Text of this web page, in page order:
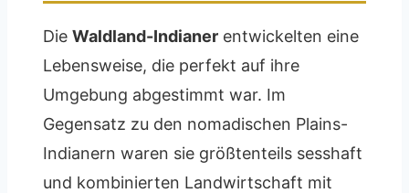
Die Waldland-Indianer entwickelten eine
Lebensweise, die perfekt auf ihre
Umgebung abgestimmt war. Im
Gegensatz zu den nomadischen Plains-
Indianern waren sie größtenteils sesshaft
und kombinierten Landwirtschaft mit